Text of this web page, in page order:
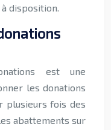
disposition.
est une
les donations
plusieurs fois des
abattements sur